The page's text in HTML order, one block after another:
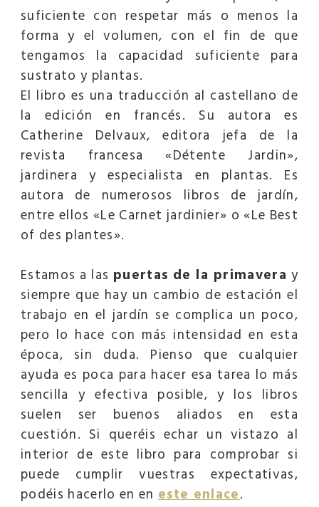
suficiente con respetar más o menos la
forma y el volumen, con el fin de que
tengamos la capacidad suficiente para
sustrato y plantas.
El libro es una traducción al castellano de
la edición en francés. Su autora es
Catherine Delvaux, editora jefa de la
revista francesa «Détente Jardin»,
jardinera y especialista en plantas. Es
autora de numerosos libros de jardín,
entre ellos «Le Carnet jardinier» o «Le Best
of des plantes».
Estamos a las puertas de la primavera y
siempre que hay un cambio de estación el
trabajo en el jardín se complica un poco,
pero lo hace con más intensidad en esta
época, sin duda. Pienso que cualquier
ayuda es poca para hacer esa tarea lo más
sencilla y efectiva posible, y los libros
suelen ser buenos aliados en esta
cuestión. Si queréis echar un vistazo al
interior de este libro para comprobar si
puede cumplir vuestras expectativas,
podéis hacerlo en en este enlace.